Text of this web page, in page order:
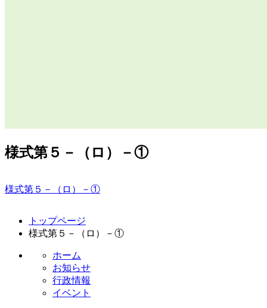
様式第５－（ロ）－①
様式第５－（ロ）－①
トップページ
様式第５－（ロ）－①
ホーム
お知らせ
行政情報
イベント